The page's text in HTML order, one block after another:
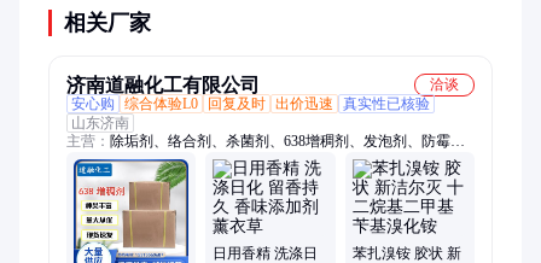
相关厂家
济南道融化工有限公司
洽谈
安心购
综合体验L0 回复及时 出价迅速
真实性已核验
山东济南
主营： 除垢剂、络合剂、杀菌剂、638增稠剂、发泡剂、防霉
剂、渗透剂、洗涤剂、纤维素、柔顺剂、乳化剂、混凝土、着色
剂、管道清洁、抗静电剂、洗涤添加、金属清洗剂、调色乳白
油、洗护调理剂、表面活性剂、香皂沐浴露、洗涤化妆品、去屑
止痒剂、砂浆保水剂、纺织柔软剂
日用香精 洗涤日
苯扎溴铵 胶状 新